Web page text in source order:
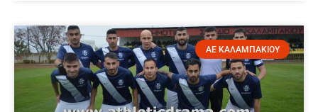
ΑΕ ΚΑΛΑΜΠΑΚΙΟΥ